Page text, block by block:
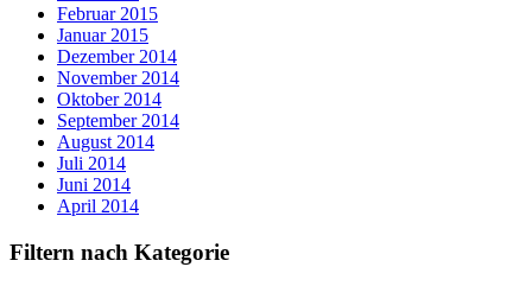
Februar 2015
Januar 2015
Dezember 2014
November 2014
Oktober 2014
September 2014
August 2014
Juli 2014
Juni 2014
April 2014
Filtern nach Kategorie